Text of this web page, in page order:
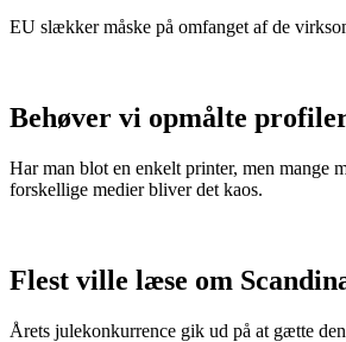
EU slækker måske på omfanget af de
Behøver vi opmålte
Har man blot en enkelt printer, men mange
forskellige medier bliver det kaos.
Flest ville læse om
Årets julekonkurrence gik ud på at gætte